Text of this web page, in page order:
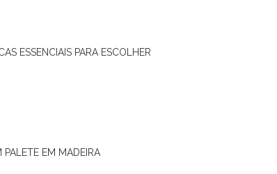
ESSENCIAIS PARA ESCOLHER
PALETE EM MADEIRA